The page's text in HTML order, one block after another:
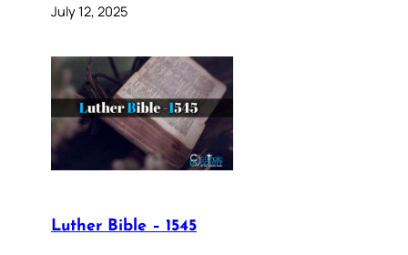
July 12, 2025
Luther Bible – 1545